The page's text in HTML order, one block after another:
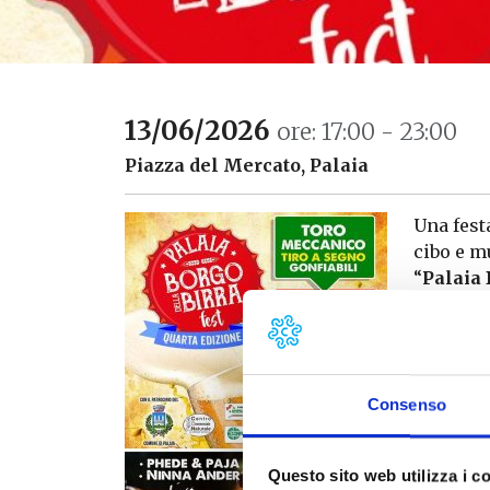
Consenso
Questo sito web utilizza i
13/06/2026 ore: 17:00 - 23:00
Piazza del Mercato, Palaia
Una
cibo e
“Palaia
dalla